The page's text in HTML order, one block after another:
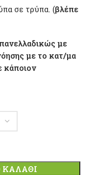
σε τρύπα. (βλέπε
με
με το κατ/μα
κάποιον
ΚΑΛΆΘΙ